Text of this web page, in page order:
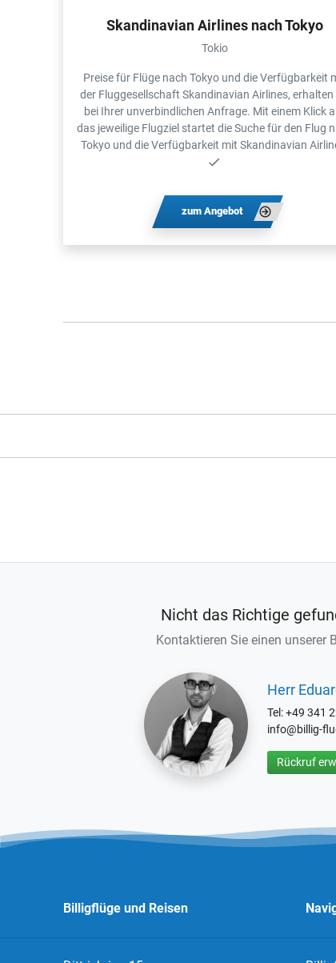
Skandinavian Airlines nach Tokyo
Tokio
Preise für Flüge nach Tokyo und die Verfügbarkeit
der Fluggesellschaft Skandinavian Airlines, erhalten
bei Ihrer unverbindlichen Anfrage. Mit einem Klick
das jeweilige Flugziel startet die Suche für den Flug
Tokyo und die Verfügbarkeit mit Skandinavian
zum Angebot
Nicht das Richtige
Kontaktieren Sie einen unserer
Herr
Tel: +49 341
info@billig-
Rückruf
Billigflüge und Reisen